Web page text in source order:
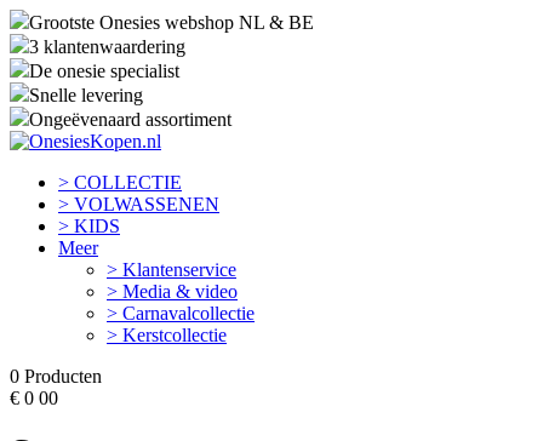
Grootste Onesies webshop NL & BE
3 klantenwaardering
De onesie specialist
Snelle levering
Ongeëvenaard assortiment
> COLLECTIE
> VOLWASSENEN
> KIDS
Meer
> Klantenservice
> Media & video
> Carnavalcollectie
> Kerstcollectie
0 Producten
€ 0 00